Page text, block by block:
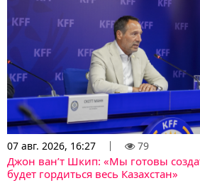
07 авг. 2026, 16:27 79
Джон ван’т Шкип: «Мы готовы
будет гордиться весь Казахстан»